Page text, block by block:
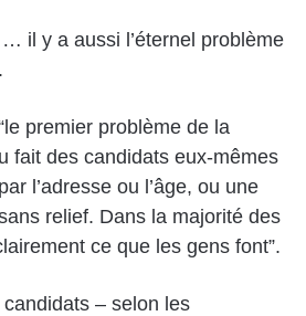
… il y a aussi l’éternel problème
premier problème de la
fait des candidats eux-mêmes
l’adresse ou l’âge, ou une
relief. Dans la majorité des
ce que les gens font”.
– selon les